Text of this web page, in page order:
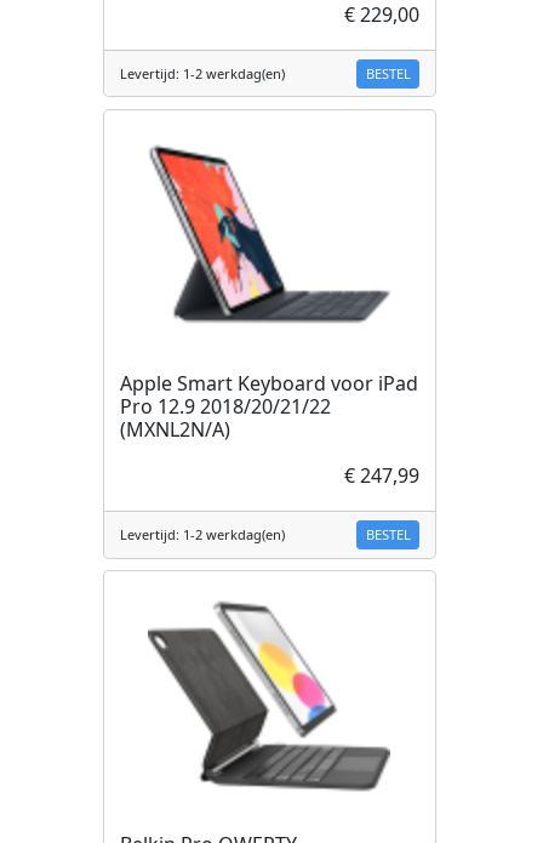
€ 229,00
Levertijd: 1-2 werkdag(en) BESTEL
Apple Smart Keyboard voor iPad
Pro 12.9 2018/20/21/22
(MXNL2N/A)
€ 247,99
Levertijd: 1-2 werkdag(en) BESTEL